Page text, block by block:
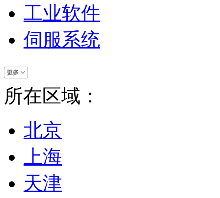
工业软件
伺服系统
所在区域：
北京
上海
天津